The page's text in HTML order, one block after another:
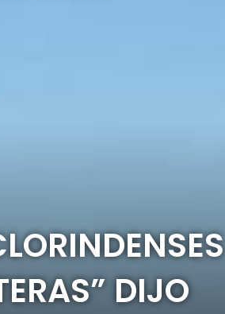
DIJO